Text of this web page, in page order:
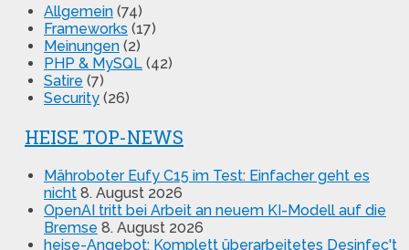
Allgemein (74)
Frameworks (17)
Meinungen (2)
PHP & MySQL (42)
Satire (7)
Security (26)
HEISE TOP-NEWS
Mähroboter Eufy C15 im Test: Einfacher geht es
nicht 8. August 2026
OpenAI tritt bei Arbeit an neuem KI-Modell auf die
Bremse 8. August 2026
heise-Angebot: Komplett überarbeitetes Desinfec't